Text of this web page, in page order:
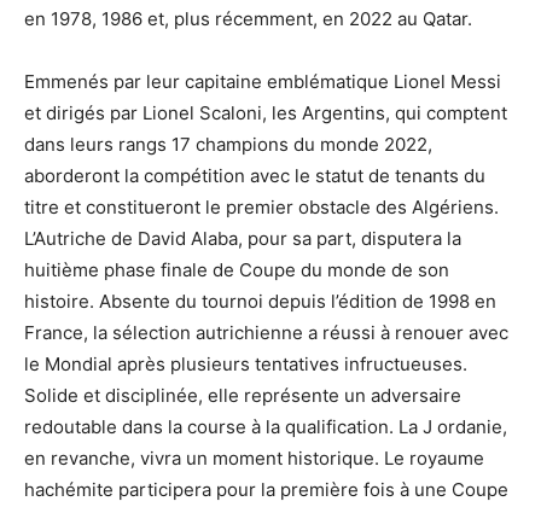
en 1978, 1986 et, plus récemment, en 2022 au Qatar.
Emmenés par leur capitaine emblématique Lionel Messi
et dirigés par Lionel Scaloni, les Argentins, qui comptent
dans leurs rangs 17 champions du monde 2022,
aborderont la compétition avec le statut de tenants du
titre et constitueront le premier obstacle des Algériens.
L’Autriche de David Alaba, pour sa part, disputera la
huitième phase finale de Coupe du monde de son
histoire. Absente du tournoi depuis l’édition de 1998 en
France, la sélection autrichienne a réussi à renouer avec
le Mondial après plusieurs tentatives infructueuses.
Solide et disciplinée, elle représente un adversaire
redoutable dans la course à la qualification. La J ordanie,
en revanche, vivra un moment historique. Le royaume
hachémite participera pour la première fois à une Coupe